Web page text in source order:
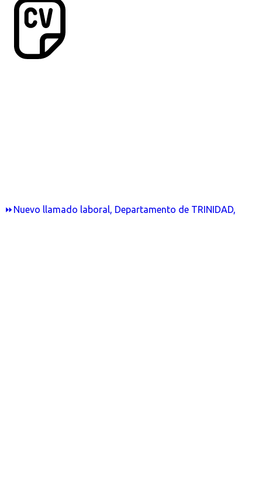
⏩Nuevo llamado laboral, Departamento de TRINIDAD,